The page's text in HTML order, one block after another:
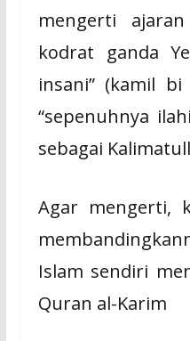
mengerti
kodrat ganda
insani” (kamil bi
“sepenuhnya
sebagai
Agar mengerti,
Islam sendiri
Quran al-Karim